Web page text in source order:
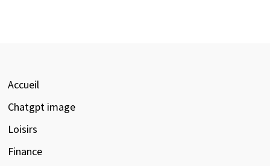
Accueil
Chatgpt image
Loisirs
Finance